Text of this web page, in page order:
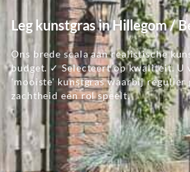
Leg kunstgras in Hillegom /
Ons brede scala aan realistische
budget. ✓ Selecteert op kwaliteit. U
'mooiste' kunstgras waarbij regulier
zachtheid een rol speelt.